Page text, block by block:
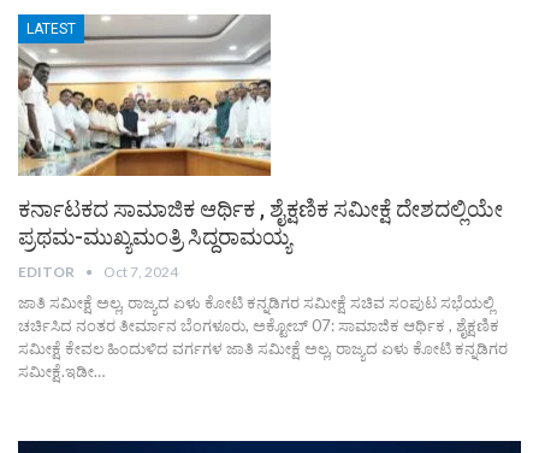
LATEST
ಕರ್ನಾಟಕದ ಸಾಮಾಜಿಕ ಆರ್ಥಿಕ , ಶೈಕ್ಷಣಿಕ ಸಮೀಕ್ಷೆ ದೇಶದಲ್ಲಿಯೇ
ಪ್ರಥಮ-ಮುಖ್ಯಮಂತ್ರಿ ಸಿದ್ದರಾಮಯ್ಯ
EDITOR Oct 7, 2024
ಜಾತಿ ಸಮೀಕ್ಷೆ ಅಲ್ಲ, ರಾಜ್ಯದ ಏಳು ಕೋಟಿ ಕನ್ನಡಿಗರ ಸಮೀಕ್ಷೆ ಸಚಿವ ಸಂಪುಟ ಸಭೆಯಲ್ಲಿ
ಚರ್ಚಿಸಿದ ನಂತರ ತೀರ್ಮಾನ ಬೆಂಗಳೂರು, ಅಕ್ಟೋಬ್ 07: ಸಾಮಾಜಿಕ ಆರ್ಥಿಕ , ಶೈಕ್ಷಣಿಕ
ಸಮೀಕ್ಷೆ ಕೇವಲ ಹಿಂದುಳಿದ ವರ್ಗಗಳ ಜಾತಿ ಸಮೀಕ್ಷೆ ಅಲ್ಲ, ರಾಜ್ಯದ ಏಳು ಕೋಟಿ ಕನ್ನಡಿಗರ
ಸಮೀಕ್ಷೆ.ಇಡೀ…